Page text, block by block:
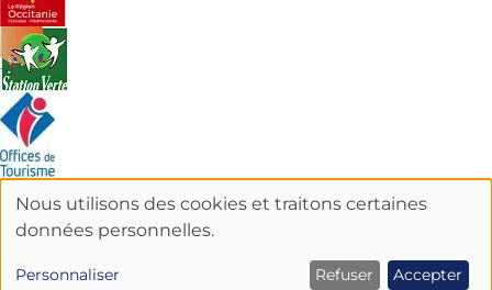
UTILISATION
DES
Nous utilisons des cookies et traitons certaines
données personnelles.
Personnaliser Refuser Accepter